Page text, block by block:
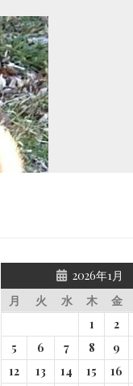
2026年1月
月
火 水 木 金
1
2
5
6 7 8 9
12
13 14 15 16